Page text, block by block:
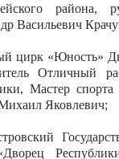
района,
Васильевич
цирк «Юность»
Отличный
Мастер
Яковлевич;